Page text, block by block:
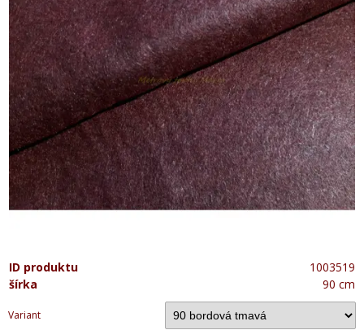
ID produktu
1003519
šírka
90 cm
Variant